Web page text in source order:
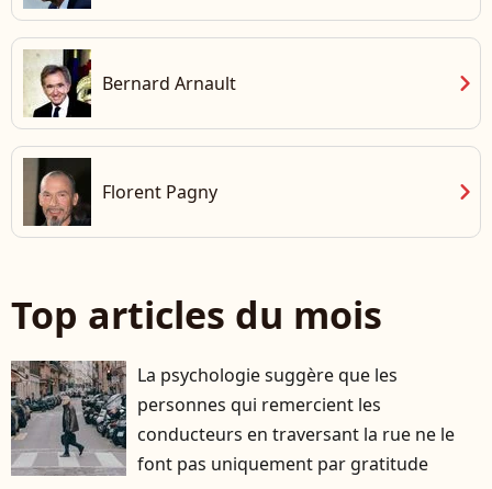
Bernard Arnault chevron_right
Florent Pagny chevron_right
Top articles du mois
La psychologie suggère que les
personnes qui remercient les
conducteurs en traversant la rue ne le
font pas uniquement par gratitude